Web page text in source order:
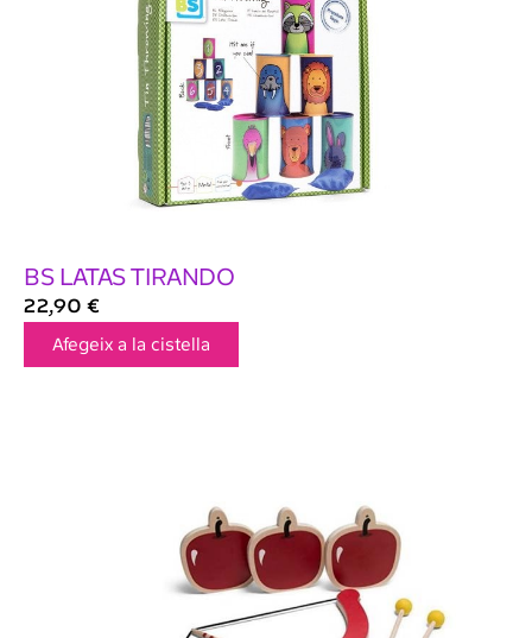
BS LATAS TIRANDO
22,90 €
Afegeix a la cistella